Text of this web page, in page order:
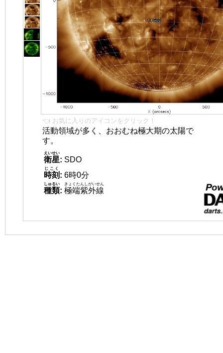
👈 お気に入りのアイコンをクリック！
活動領域が多く、おおむね極大期の太陽で
す。
衛星
えいせい
: SDO
時刻
じこく
: 6時0分
種類
しゅるい
: 極端紫外線
きょくたんしがいせん